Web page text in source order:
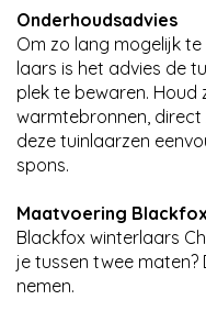
Onderhoudsadvies
Om zo lang mogelijk
laars is het advies de
plek te bewaren. Houd
warmtebronnen,
deze tuinlaarzen
spons.
Maatvoering
Blackfox winterlaars
je tussen twee
nemen.